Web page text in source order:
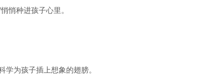
悄种进孩子心里。
为孩子插上想象的翅膀。